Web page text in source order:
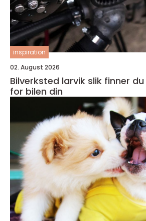
inspiration
02. August 2026
Bilverksted larvik slik finner du riktig verksted
for bilen din